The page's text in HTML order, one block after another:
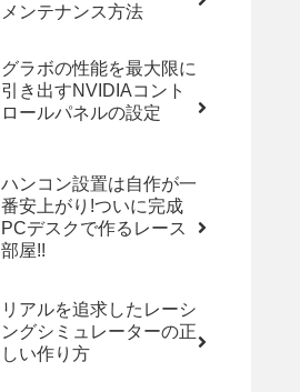
メンテナンス方法
グラボの性能を最大限に
引き出すNVIDIAコント
ロールパネルの設定
ハンコン設置は自作が一
番安上がり!ついに完成
PCデスクで作るレース
部屋!!
リアルを追求したレーシ
ングシミュレーターの正
しい作り方